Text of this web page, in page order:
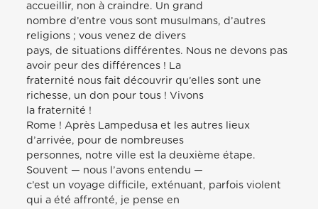
accueillir, non à craindre. Un grand
nombre d’entre vous sont musulmans, d’autres
religions ; vous venez de divers
pays, de situations différentes. Nous ne devons pas
avoir peur des différences ! La
fraternité nous fait découvrir qu’elles sont une
richesse, un don pour tous ! Vivons
la fraternité !
Rome ! Après Lampedusa et les autres lieux
d’arrivée, pour de nombreuses
personnes, notre ville est la deuxième étape.
Souvent — nous l’avons entendu —
c’est un voyage difficile, exténuant, parfois violent
qui a été affronté, je pense en